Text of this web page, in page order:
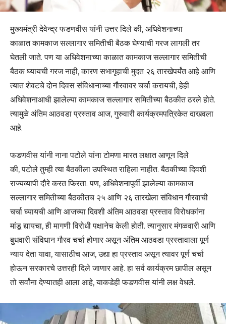
मुख्यमंत्री देवेन्द्र फडणवीस यांनी उत्तर दिले की, अधिवेशनाच्या
काळात कामकाज सल्लागार समितीची बैठक घेण्याची गरज लागली तर
घेतली जाते. पण या अधिवेशनाच्या काळात कामकाज सल्लागार समितीची
बैठक घ्यायची गरज नाही, कारण सभागृहाची मुदत २६ तारखेपर्यंत आहे आणि
त्यात शेवटचे दोन दिवस संविधानाच्या गौरवावर चर्चा करायची, हेही
अधिवेशनाआधी झालेल्या कामकाज सल्लागार समितीच्या बैठकीत ठरले होते.
त्यामुळे अंतिम आठवडा प्रस्ताव आज, गुरुवारी कार्यक्रमपत्रिकेत दाखवला
आहे.
फडणवीस यांनी नाना पटोले यांना टोमणा मारत लक्षात आणून दिले
की, पटोले तुम्ही त्या बैठकीला उपस्थित राहिला नाहीत. बैठकीच्या दिवशी
राज्यव्यापी दौरे करत फिरता. पण, अधिवेशनापूर्वी झालेल्या कामकाज
सल्लागार समितीच्या बैठकीतच २५ आणि २६ तारखेला संविधान गौरवाची
चर्चा घ्यायची आणि आजच्या दिवशी अंतिम आठवडा प्रस्ताव विरोधकांना
मांडू द्यायचा, ही मागणी विरोधी पक्षानेच केली होती. त्यानुसार मंगळवारी आणि
बुधवारी संविधान गौरव चर्चा होणार असून अंतिम आठवडा प्रस्तावाला पूर्ण
न्याय देता यावा, यासाठीच आज, उद्या हा प्रस्ताव असून त्यावर पूर्ण चर्चा
होऊन सरकारचे उत्तरही दिले जाणार आहे. हा सर्व कार्यक्रम छापील असून
तो सर्वांना देण्यातही आला आहे, याकडेही फडणवीस यांनी लक्ष वेधले.